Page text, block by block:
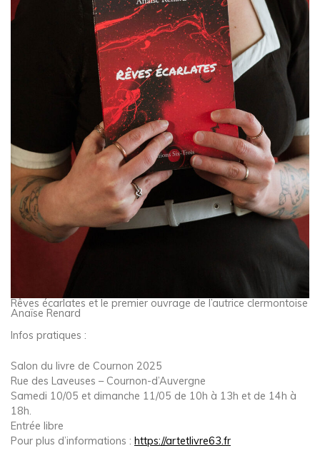
Rêves écarlates et le premier ouvrage de l’autrice clermontoise
Anaïse Renard
Infos pratiques :
Salon du livre de Cournon 2025
Rue des Laveuses – Cournon-d’Auvergne
Samedi 10/05 et dimanche 11/05 de 10h à 13h et de 14h à
18h.
Entrée libre
Pour plus d’informations : https://artetlivre63.fr